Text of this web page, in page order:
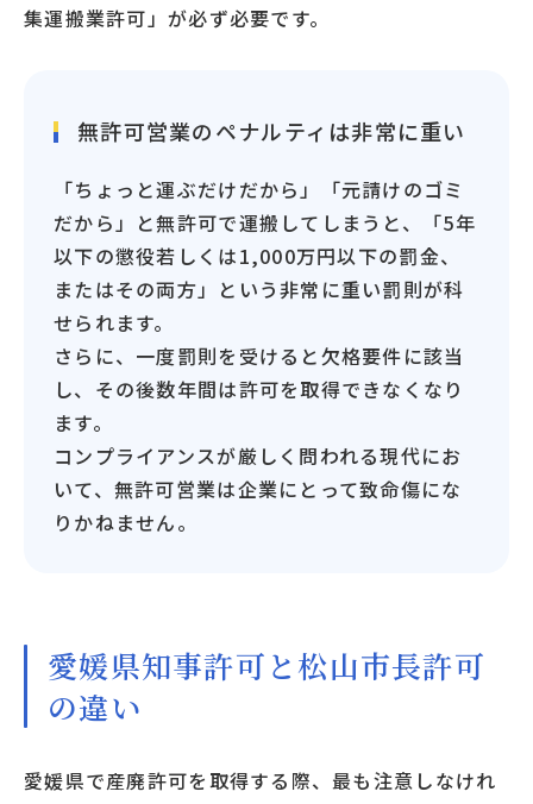
集運搬業許可」が必ず必要です。
無許可営業のペナルティは非常に重い
「ちょっと運ぶだけだから」「元請けのゴミ
だから」と無許可で運搬してしまうと、「5年
以下の懲役若しくは1,000万円以下の罰金、
またはその両方」という非常に重い罰則が科
せられます。
さらに、一度罰則を受けると欠格要件に該当
し、その後数年間は許可を取得できなくなり
ます。
コンプライアンスが厳しく問われる現代にお
いて、無許可営業は企業にとって致命傷にな
りかねません。
愛媛県知事許可と松山市長許可
の違い
愛媛県で産廃許可を取得する際、最も注意しなけれ